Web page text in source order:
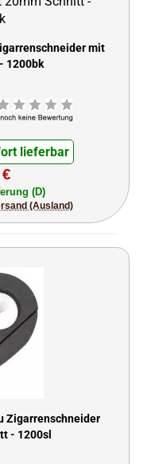
mit
1200bk
lieferbar
(D)
(Ausland)
Zigarrenschneider
- 1200sl